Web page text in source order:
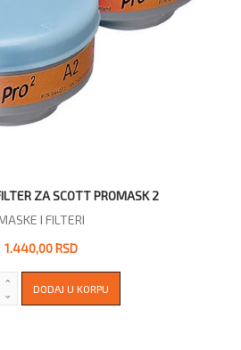
ZA SCOTT PROMASK 2
I FILTERI
1.440,00 RSD